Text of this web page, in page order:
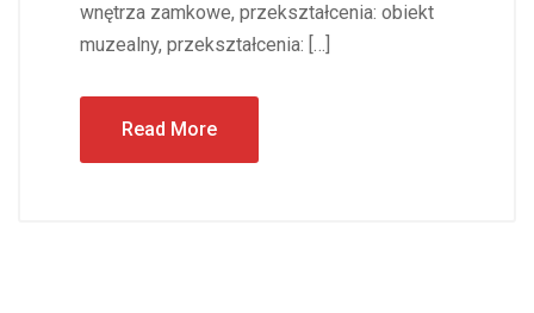
wnętrza zamkowe, przekształcenia: obiekt
muzealny, przekształcenia: […]
Read More